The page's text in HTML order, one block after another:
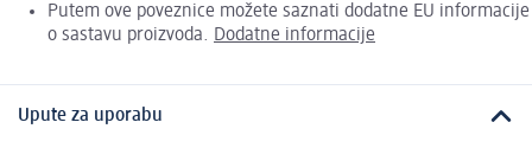
Putem ove poveznice možete saznati dodatne EU informacije
o sastavu proizvoda. Dodatne informacije
Upute za uporabu